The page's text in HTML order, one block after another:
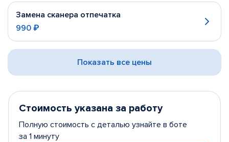
Замена сканера отпечатка
990 ₽
Показать все цены
Стоимость указана за работу
Полную стоимость с деталью узнайте в боте
за 1 минуту